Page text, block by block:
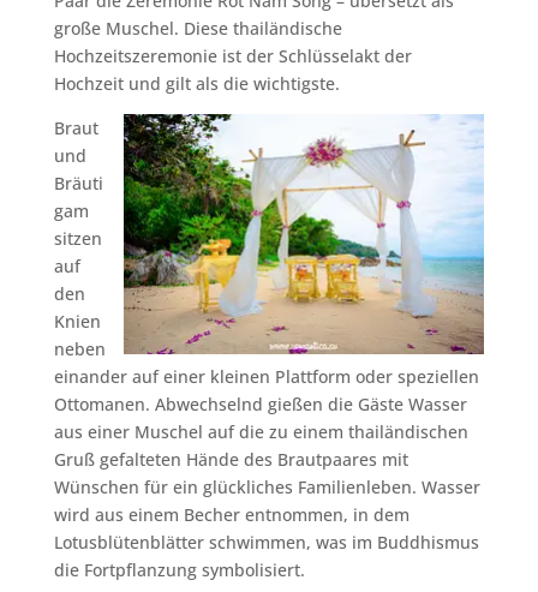
große Muschel. Diese thailändische
Hochzeitszeremonie ist der Schlüsselakt der
Hochzeit und gilt als die wichtigste.
Braut
und
Bräuti
gam
sitzen
auf
den
Knien
neben
einander auf einer kleinen Plattform oder speziellen
Ottomanen. Abwechselnd gießen die Gäste Wasser
aus einer Muschel auf die zu einem thailändischen
Gruß gefalteten Hände des Brautpaares mit
Wünschen für ein glückliches Familienleben. Wasser
wird aus einem Becher entnommen, in dem
Lotusblütenblätter schwimmen, was im Buddhismus
die Fortpflanzung symbolisiert.